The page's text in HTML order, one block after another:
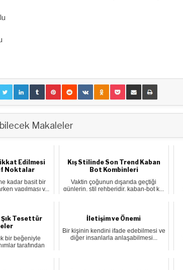
Makaleler
Edilmesi
Noktalar
kadar basit bir
yapılması v...
Kış Stilinde Son Trend Kaban
Bot Kombinleri
Vaktin çoğunun dışarıda geçtiği
günlerin, stil rehberidir, kaban-bot k...
Şık Tesettür
bir beğeniyle
tarafından
İletişim ve Önemi
Bir kişinin kendini ifade edebilmesi ve
diğer insanlarla anlaşabilmesi...